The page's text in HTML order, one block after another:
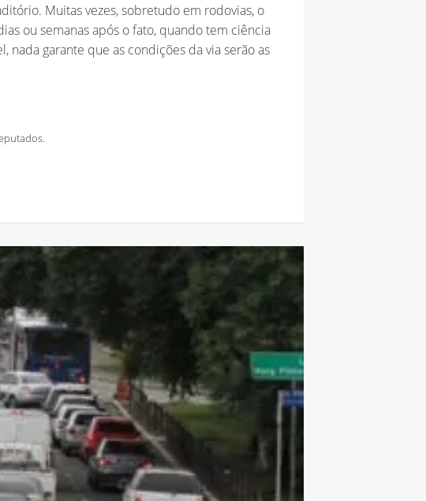
Muitas vezes, sobretudo em rodovias, o
ou semanas após o fato, quando tem ciência
nada garante que as condições da via serão as